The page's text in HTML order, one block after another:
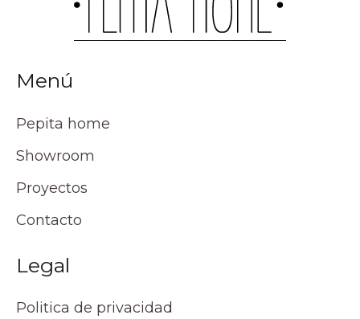
Menú
Pepita home
Showroom
Proyectos
Contacto
Legal
Politica de privacidad